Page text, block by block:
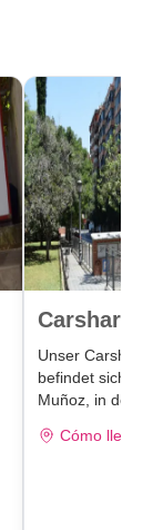
Unser
befindet sich im
Muñoz, in der
Cómo llegar